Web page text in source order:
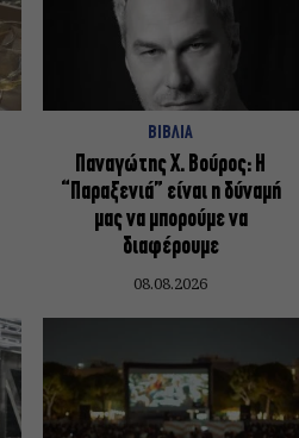
ΒΙΒΛΙΑ
Παναγώτης Χ. Βούρος: Η
“Παραξενιά” είναι η δύναμή
μας να μπορούμε να
διαφέρουμε
08.08.2026